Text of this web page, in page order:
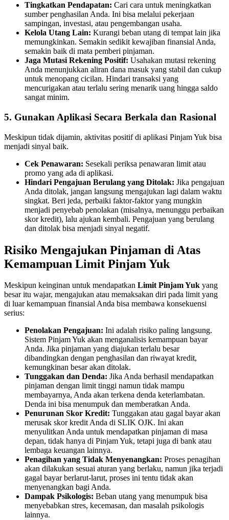
Tingkatkan Pendapatan: Cari cara untuk meningkatkan
sumber penghasilan Anda. Ini bisa melalui pekerjaan
sampingan, investasi, atau pengembangan usaha.
Kelola Utang Lain: Kurangi beban utang di tempat lain jika
memungkinkan. Semakin sedikit kewajiban finansial Anda,
semakin baik di mata pemberi pinjaman.
Jaga Mutasi Rekening Positif: Usahakan mutasi rekening
Anda menunjukkan aliran dana masuk yang stabil dan cukup
untuk menopang cicilan. Hindari transaksi yang
mencurigakan atau terlalu sering menarik uang hingga saldo
sangat minim.
5. Gunakan Aplikasi Secara Berkala dan Rasional
Meskipun tidak dijamin, aktivitas positif di aplikasi Pinjam Yuk bisa
menjadi sinyal baik.
Cek Penawaran: Sesekali periksa penawaran limit atau
promo yang ada di aplikasi.
Hindari Pengajuan Berulang yang Ditolak: Jika pengajuan
Anda ditolak, jangan langsung mengajukan lagi dalam waktu
singkat. Beri jeda, perbaiki faktor-faktor yang mungkin
menjadi penyebab penolakan (misalnya, menunggu perbaikan
skor kredit), lalu ajukan kembali. Pengajuan yang berulang
dan ditolak bisa menjadi sinyal negatif.
Risiko Mengajukan Pinjaman di Atas
Kemampuan Limit Pinjam Yuk
Meskipun keinginan untuk mendapatkan Limit Pinjam Yuk yang
besar itu wajar, mengajukan atau memaksakan diri pada limit yang
di luar kemampuan finansial Anda bisa membawa konsekuensi
serius:
Penolakan Pengajuan: Ini adalah risiko paling langsung.
Sistem Pinjam Yuk akan menganalisis kemampuan bayar
Anda. Jika pinjaman yang diajukan terlalu besar
dibandingkan dengan penghasilan dan riwayat kredit,
kemungkinan besar akan ditolak.
Tunggakan dan Denda: Jika Anda berhasil mendapatkan
pinjaman dengan limit tinggi namun tidak mampu
membayarnya, Anda akan terkena denda keterlambatan.
Denda ini bisa menumpuk dan memberatkan Anda.
Penurunan Skor Kredit: Tunggakan atau gagal bayar akan
merusak skor kredit Anda di SLIK OJK. Ini akan
menyulitkan Anda untuk mendapatkan pinjaman di masa
depan, tidak hanya di Pinjam Yuk, tetapi juga di bank atau
lembaga keuangan lainnya.
Penagihan yang Tidak Menyenangkan: Proses penagihan
akan dilakukan sesuai aturan yang berlaku, namun jika terjadi
gagal bayar berlarut-larut, proses ini tentu tidak akan
menyenangkan bagi Anda.
Dampak Psikologis: Beban utang yang menumpuk bisa
menyebabkan stres, kecemasan, dan masalah psikologis
lainnya.